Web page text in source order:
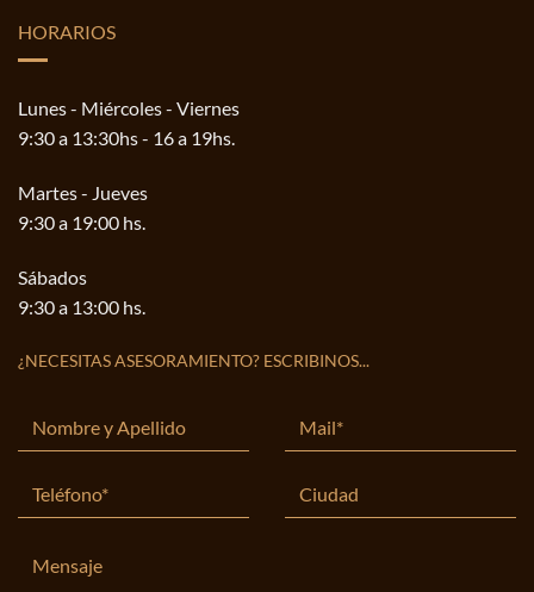
HORARIOS
Lunes - Miércoles - Viernes
9:30 a 13:30hs - 16 a 19hs.
Martes - Jueves
9:30 a 19:00 hs.
Sábados
9:30 a 13:00 hs.
¿NECESITAS ASESORAMIENTO? ESCRIBINOS...